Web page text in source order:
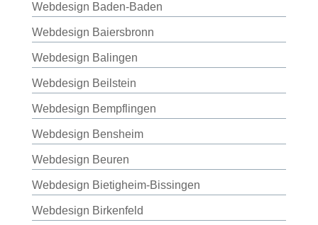
Webdesign Baden-Baden
Webdesign Baiersbronn
Webdesign Balingen
Webdesign Beilstein
Webdesign Bempflingen
Webdesign Bensheim
Webdesign Beuren
Webdesign Bietigheim-Bissingen
Webdesign Birkenfeld